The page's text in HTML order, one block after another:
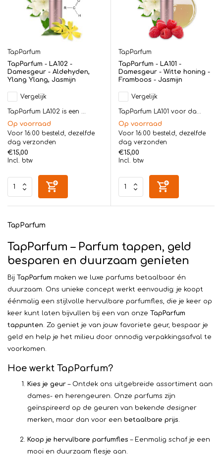
TapParfum
TapParfum - LA102 -
Damesgeur - Aldehyden,
Ylang Ylang, Jasmijn
Vergelijk
TapParfum LA102 is een ...
Op voorraad
Voor 16:00 besteld, dezelfde
dag verzonden
€15,00
Incl. btw
TapParfum
TapParfum - LA101 -
Damesgeur - Witte honing -
Framboos - Jasmijn
Vergelijk
TapParfum LA101 voor da...
Op voorraad
Voor 16:00 besteld, dezelfde
dag verzonden
€15,00
Incl. btw
TapParfum
TapParfum – Parfum tappen, geld
besparen en duurzaam genieten
Bij TapParfum maken we luxe parfums betaalbaar én
duurzaam. Ons unieke concept werkt eenvoudig: je koopt
éénmalig een stijlvolle hervulbare parfumfles, die je keer op
keer kunt laten bijvullen bij een van onze TapParfum
tappunten. Zo geniet je van jouw favoriete geur, bespaar je
geld en help je het milieu door onnodig verpakkingsafval te
voorkomen.
Hoe werkt TapParfum?
Kies je geur – Ontdek ons uitgebreide assortiment aan
dames- en herengeuren. Onze parfums zijn
geïnspireerd op de geuren van bekende designer
merken, maar dan voor een betaalbare prijs.
Koop je hervulbare parfumfles – Eenmalig schaf je een
mooi en duurzaam flesje aan.